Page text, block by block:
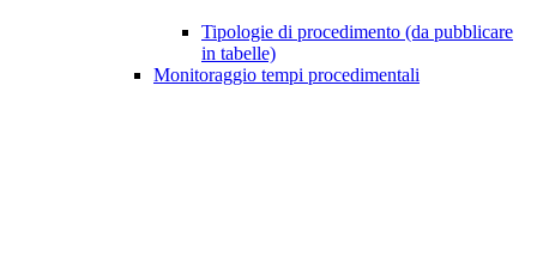
Tipologie di procedimento (da pubblicare
in tabelle)
Monitoraggio tempi procedimentali